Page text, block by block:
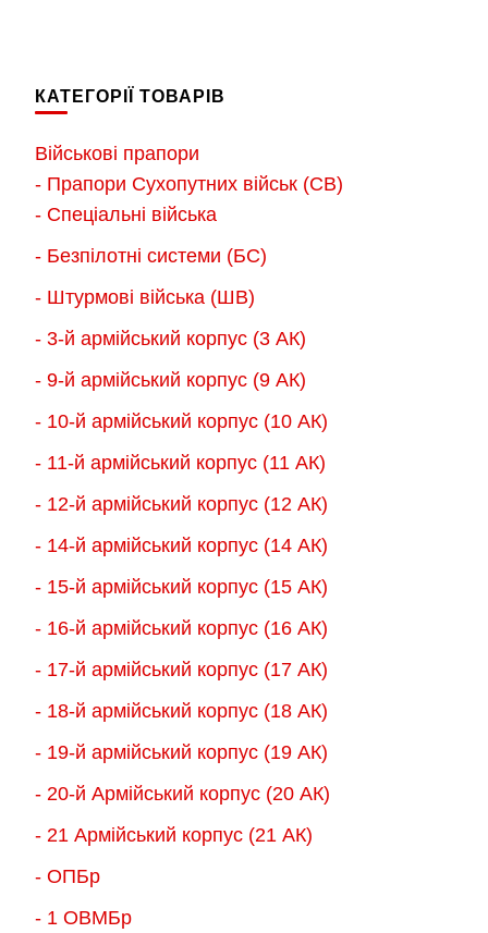
варіантів.
можна
вибрати
на
товару
КАТЕГОРІЇ ТОВАРІВ
Військові прапори
- Прапори Сухопутних військ (СВ)
- Спеціальні війська
- Безпілотні системи (БС)
- Штурмові війська (ШВ)
- 3-й армійський корпус (3 АК)
- 9-й армійський корпус (9 АК)
- 10-й армійський корпус (10 АК)
- 11-й армійський корпус (11 АК)
- 12-й армійський корпус (12 АК)
- 14-й армійський корпус (14 АК)
- 15-й армійський корпус (15 АК)
- 16-й армійський корпус (16 АК)
- 17-й армійський корпус (17 АК)
- 18-й армійський корпус (18 AК)
- 19-й армійський корпус (19 АК)
- 20-й Армійський корпус (20 АК)
- 21 Армійський корпус (21 АК)
- ОПБр
- 1 ОВМБр